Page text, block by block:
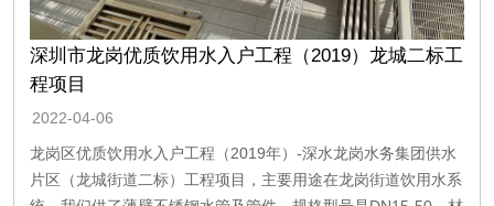
深圳市龙岗优质饮用水入户工程（2019）龙城二标工
程项目
2022-04-06
龙岗区优质饮用水入户工程（2019年）-深水龙岗水务集团供水
片区（龙城街道二标）工程项目，主要用途在龙岗街道饮用水系